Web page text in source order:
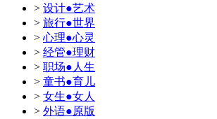
> 设计●艺术
> 旅行●世界
> 心理●心灵
> 经管●理财
> 职场●人生
> 童书●育儿
> 女生●女人
> 外语●原版